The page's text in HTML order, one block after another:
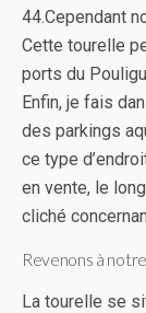
44.Cependant
Cette tourelle
ports du
Enfin, je fais
des parkings
ce type
en vente, le
cliché
Revenons à
La tourelle se